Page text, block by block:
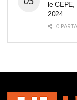
le CEPE,
2024
0